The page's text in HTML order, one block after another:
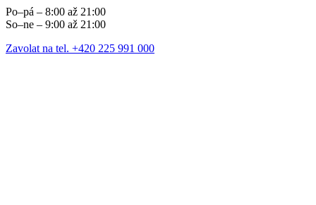
Po–pá – 8:00 až 21:00
So–ne – 9:00 až 21:00
Zavolat na tel. +420 225 991 000